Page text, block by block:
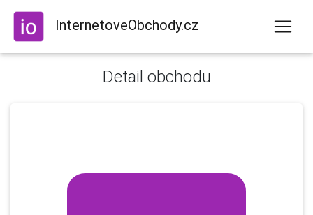
InternetoveObchody.cz
Detail obchodu